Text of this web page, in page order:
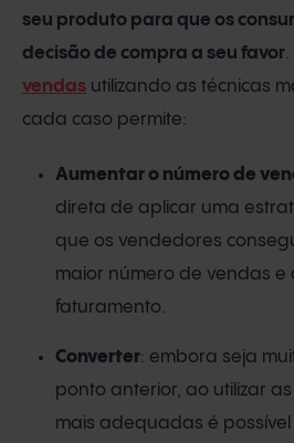
seu produto para que os
decisão de compra a seu favor.
vendas utilizando as técnicas
cada caso permite:
Aumentar o número de
direta de aplicar uma
que os vendedores
maior número de vendas e
faturamento.
Converter: embora seja
ponto anterior, ao utilizar
mais adequadas é possível